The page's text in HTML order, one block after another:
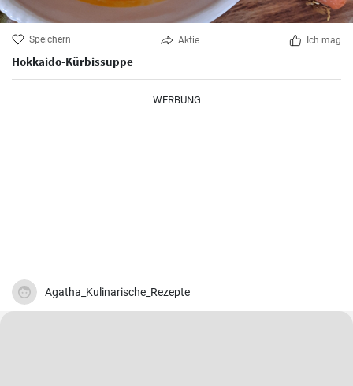
Speichern Aktie Ich mag
Hokkaido-Kürbissuppe
WERBUNG
Agatha_Kulinarische_Rezepte